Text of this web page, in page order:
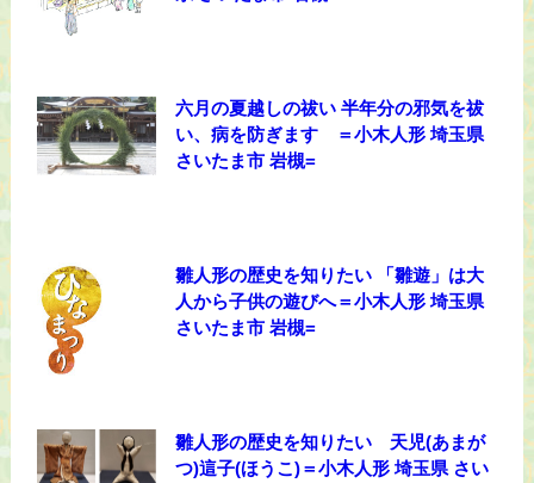
六月の夏越しの祓い 半年分の邪気を祓
い、病を防ぎます ＝小木人形 埼玉県
さいたま市 岩槻=
雛人形の歴史を知りたい 「雛遊」は大
人から子供の遊びへ＝小木人形 埼玉県
さいたま市 岩槻=
雛人形の歴史を知りたい 天児(あまが
つ)這子(ほうこ)＝小木人形 埼玉県 さい